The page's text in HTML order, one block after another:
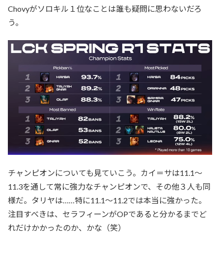
Chovyがソロキル１位なことは誰も疑問に思わないだろ
う。
チャンピオンについても見ていこう。カイ＝サは11.1～
11.3を通して常に強力なチャンピオンで、その他３人も同
様だ。タリヤは……特に11.1～11.2では本当に強かった。
注目すべきは、セラフィーンがOPであると分かるまでど
れだけかかったのか、かな（笑）